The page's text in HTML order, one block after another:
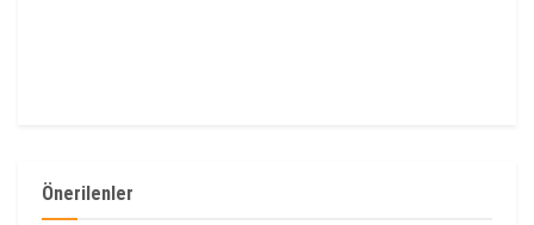
Önerilenler